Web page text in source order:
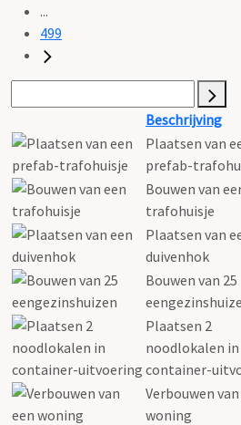
...
499
Beschrijving
Plaatsen van
prefab-
Bouwen van
trafohuisje
Plaatsen van
duivenhok
Bouwen van 25
Plaatsen 2
noodlokalen in
container-
Verbouwen
woning